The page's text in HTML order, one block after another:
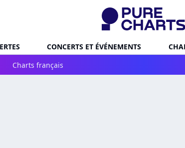
CONCERTS ET ÉVÉNEMENTS
Charts français